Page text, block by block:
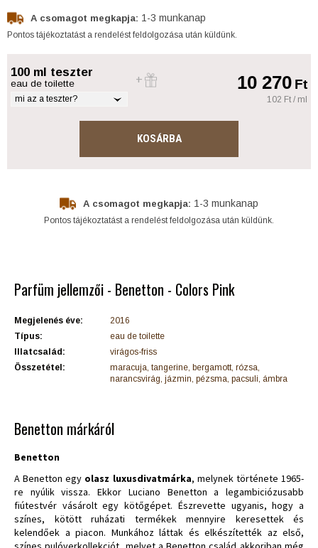
A csomagot megkapja: 1-3 munkanap
Pontos tájékoztatást a rendelést feldolgozása után küldünk.
100 ml teszter
eau de toilette
mi az a teszter?
10 270Ft
102 Ft / ml
KOSÁRBA
A csomagot megkapja: 1-3 munkanap
Pontos tájékoztatást a rendelést feldolgozása után küldünk.
Parfüm jellemzői - Benetton - Colors Pink
Megjelenés éve:
2016
Típus:
eau de toilette
Illatcsalád:
virágos-friss
Összetétel:
maracuja, tangerine, bergamott, rózsa,
narancsvirág, jázmin, pézsma, pacsuli, ámbra
Benetton márkáról
Benetton
A Benetton egy olasz luxusdivatmárka, melynek története 1965-
re nyúlik vissza. Ekkor Luciano Benetton a legambiciózusabb
fiútestvér vásárolt egy kötőgépet. Észrevette ugyanis, hogy a
színes, kötött ruházati termékek mennyire keresettek és
kelendőek a piacon. Munkához láttak és elkészítették az első,